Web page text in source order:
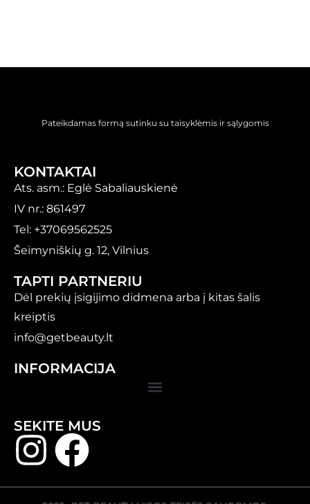
Pateikdamas formą sutinku su taisyklėmis ir sąlygomis
KONTAKTAI
Ats. asm.: Eglė Sabaliauskienė
IV nr.: 861497
Tel: +37069562525
Šeimyniškių g. 12, Vilnius
TAPTI PARTNERIU
Dėl prekių įsigijimo didmena arba į kitas šalis
kreiptis
info@getbeauty.lt
INFORMACIJA
SEKITE MUS​